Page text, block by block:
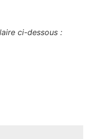
ci-dessous :